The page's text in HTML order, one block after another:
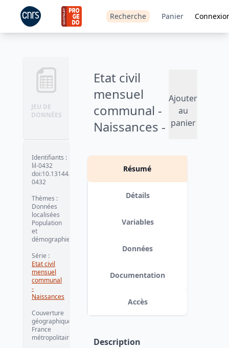
Recherche Panier
JEU DE
DONNÉES
Etat civil
mensuel
communal -
Naissances -
Ajouter
au
panier
Identifiants :
lil-0432
doi:10.13144/lil-
0432
Thèmes :
Données
localisées
Population
et
démographie
Série :
Etat civil
mensuel
communal
-
Naissances
Couverture
géographique
France
métropolitaine
Résumé
Détails
Variables
Données
Documentation
Accès
Description